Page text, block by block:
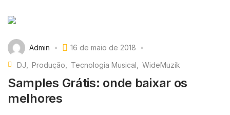
Admin
16 de maio de 2018
DJ
Produção Tecnologia Musical WideMuzik
Samples Grátis: onde baixar os
melhores